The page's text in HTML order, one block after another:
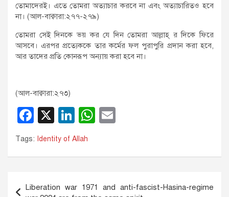
তোমাদেরই। এতে তোমরা অত্যাচার করবে না এবং অত্যাচারিতও হবে
না। (আল-বাক্বারা:২৭৭-২৭৯)
তোমরা সেই দিনকে ভয় কর যে দিন তোমরা আল্লাহ্ র দিকে ফিরে
আসবে। এরপর প্রত্যেককে তার কর্মের ফল পুরাপুরি প্রদান করা হবে,
আর তাদের প্রতি কোনরূপ অন্যায় করা হবে না।
(আল-বাক্বারা:২৭৩)
F
a
c
e
b
X
Li
n
k
e
dI
W
s
A
Tags: Identity of Allah
Liberation war 1971 and anti-fascist-Hasina-regime